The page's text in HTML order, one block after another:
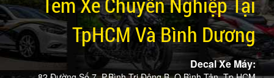
TpHCM Và Bình Dương
Decal Xe Máy: